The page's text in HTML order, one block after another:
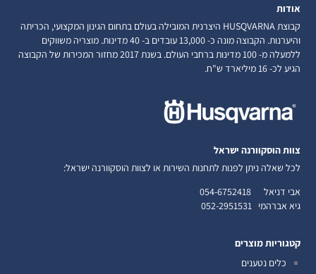
אודות
קבוצת HUSQVARNA היצרנית המובילה בעולם בתחום הגינון המקצועי, הכריתה
והיערנות. הקבוצה מונה כ- 13,000 עובדים ב- 40 מדינות. מוצריה משווקים
ללמעלה מ- 100 מדינות ברחבי העולם. בשנת 2017 מחזור המכירות של הקבוצה
הגיע לכ- 16 מיליארד ש"ח.
צוות הוסקוורנה ישראל
לכל שאלה ניתן לפנות לתחנות השירות או לצוות הוסקוורנה ישראל:
אבי דניאל 054-6752418
גיא אברהמי 052-2951531
קטגוריות מוצרים
כלים נטענים